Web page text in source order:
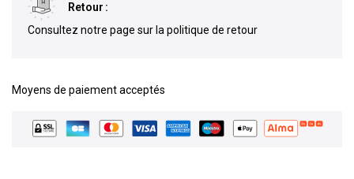
Retour
Consultez notre page sur la politique de retour
Moyens de paiement acceptés